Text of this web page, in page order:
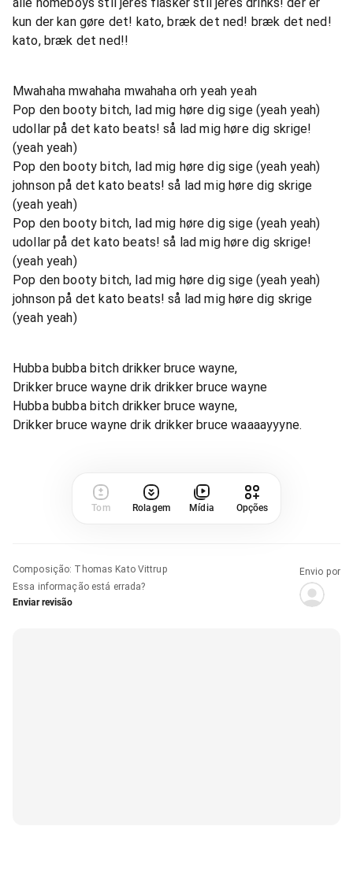
kun der kan gøre det! kato, bræk det ned! bræk det ned!
kato, bræk det ned!!
Mwahaha mwahaha mwahaha orh yeah yeah
Pop den booty bitch, lad mig høre dig sige (yeah yeah)
udollar på det kato beats! så lad mig høre dig skrige!
(yeah yeah)
Pop den booty bitch, lad mig høre dig sige (yeah yeah)
johnson på det kato beats! så lad mig høre dig skrige
(yeah yeah)
Pop den booty bitch, lad mig høre dig sige (yeah yeah)
udollar på det kato beats! så lad mig høre dig skrige!
(yeah yeah)
Pop den booty bitch, lad mig høre dig sige (yeah yeah)
johnson på det kato beats! så lad mig høre dig skrige
(yeah yeah)
Hubba bubba bitch drikker bruce wayne,
Drikker bruce wayne drik drikker bruce wayne
Hubba bubba bitch drikker bruce wayne,
Drikker bruce wayne drik drikker bruce waaaayyyne.
Tom Rolagem Mídia Opções
Composição: Thomas Kato Vittrup
Essa informação está errada?
Enviar revisão
Envio por